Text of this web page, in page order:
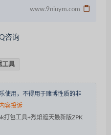
www.9niuym.com
咨询
工具
使用，不得用于赌博性质的非
内容投诉
打包工具+烈焰遮天最新版ZPK